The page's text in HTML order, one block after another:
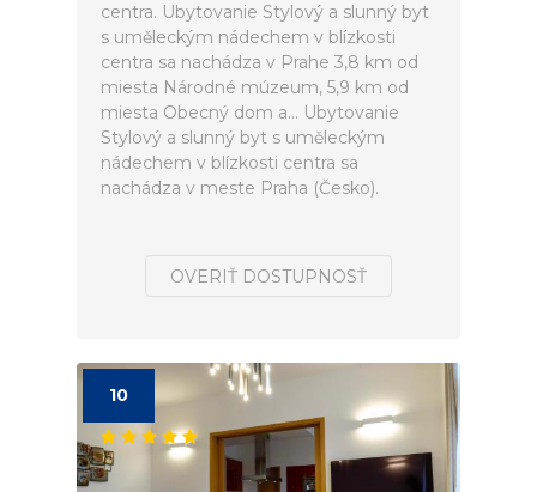
centra. Ubytovanie Stylový a slunný byt
s uměleckým nádechem v blízkosti
centra sa nachádza v Prahe 3,8 km od
miesta Národné múzeum, 5,9 km od
miesta Obecný dom a... Ubytovanie
Stylový a slunný byt s uměleckým
nádechem v blízkosti centra sa
nachádza v meste Praha (Česko).
OVERIŤ DOSTUPNOSŤ
10